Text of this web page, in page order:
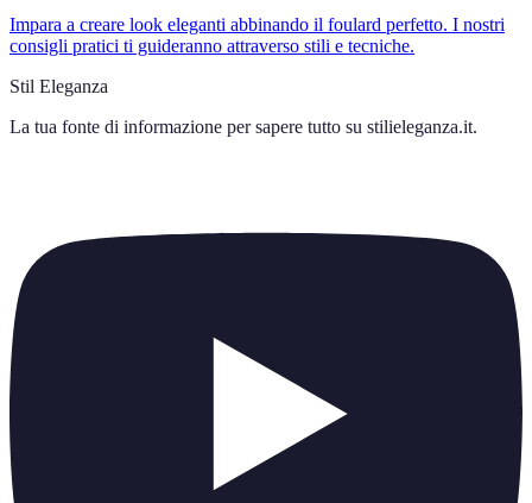
Impara a creare look eleganti abbinando il foulard perfetto. I nostri
consigli pratici ti guideranno attraverso stili e tecniche.
Stil Eleganza
La tua fonte di informazione per sapere tutto su stilieleganza.it.